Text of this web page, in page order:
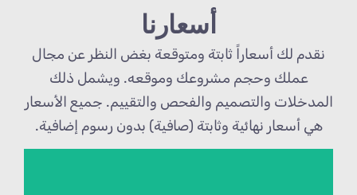
أسعارنا
نقدم لك أسعاراً ثابتة ومتوقعة بغض النظر عن مجال
عملك وحجم مشروعك وموقعه. ويشمل ذلك
المدخلات والتصميم والفحص والتقييم. جميع الأسعار
هي أسعار نهائية وثابتة (صافية) بدون رسوم إضافية.